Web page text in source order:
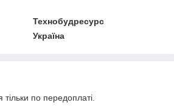
Технобудресурс
Україна
тільки по передоплаті.